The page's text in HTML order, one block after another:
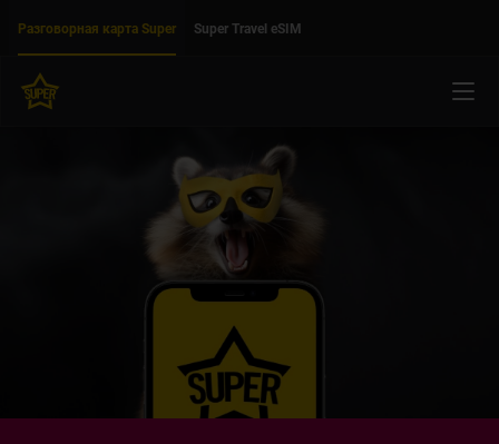
Разговорная карта Super
Super Travel eSIM
Меню